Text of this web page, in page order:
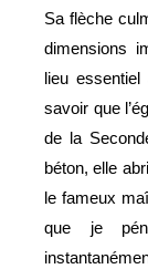
Sa flèche
dimensions
lieu
savoir que
de la
béton, elle
le fameux
que je